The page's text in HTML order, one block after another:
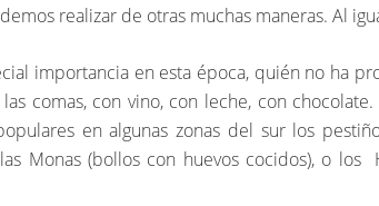
realizar de otras muchas maneras. Al
importancia en esta época, quién no ha
comas, con vino, con leche, con
en algunas zonas del sur los
las Monas (bollos con huevos cocidos), o